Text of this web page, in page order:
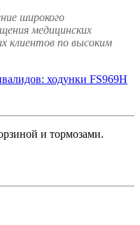
широкого
медицинских
клиентов по высоким
и тормозами.